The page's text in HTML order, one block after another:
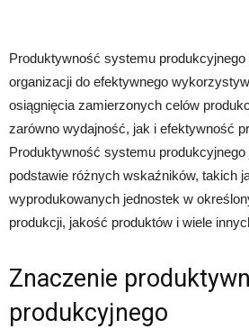
Produktywność systemu
organizacji do efektywnego
osiągnięcia zamierzonych celów
zarówno wydajność, jak i efektywność
Produktywność systemu
podstawie różnych wskaźników, takich
wyprodukowanych jednostek w
produkcji, jakość produktów i wiele
Znaczenie
produkcyjnego